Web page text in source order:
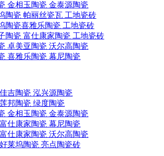
金相玉陶瓷 金泰源陶瓷
陶瓷 帕丽丝瓷瓦 工地瓷砖
陶瓷喜雅乐陶瓷 工地瓷砖
陶瓷 富仕康家陶瓷 工地瓷砖
卓美亚陶瓷 沃尔高陶瓷
喜雅乐陶瓷 幕尼陶瓷
吉陶瓷 泓兴源陶瓷
邦陶瓷 绿度陶瓷
金相玉陶瓷 金泰源陶瓷
仕康家陶瓷 幕尼陶瓷
仕康家陶瓷 沃尔高陶瓷
莱坞陶瓷 亮点陶瓷砖